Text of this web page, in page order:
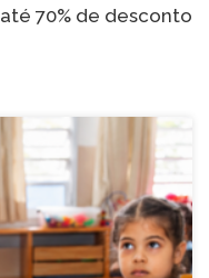
até 70% de desconto